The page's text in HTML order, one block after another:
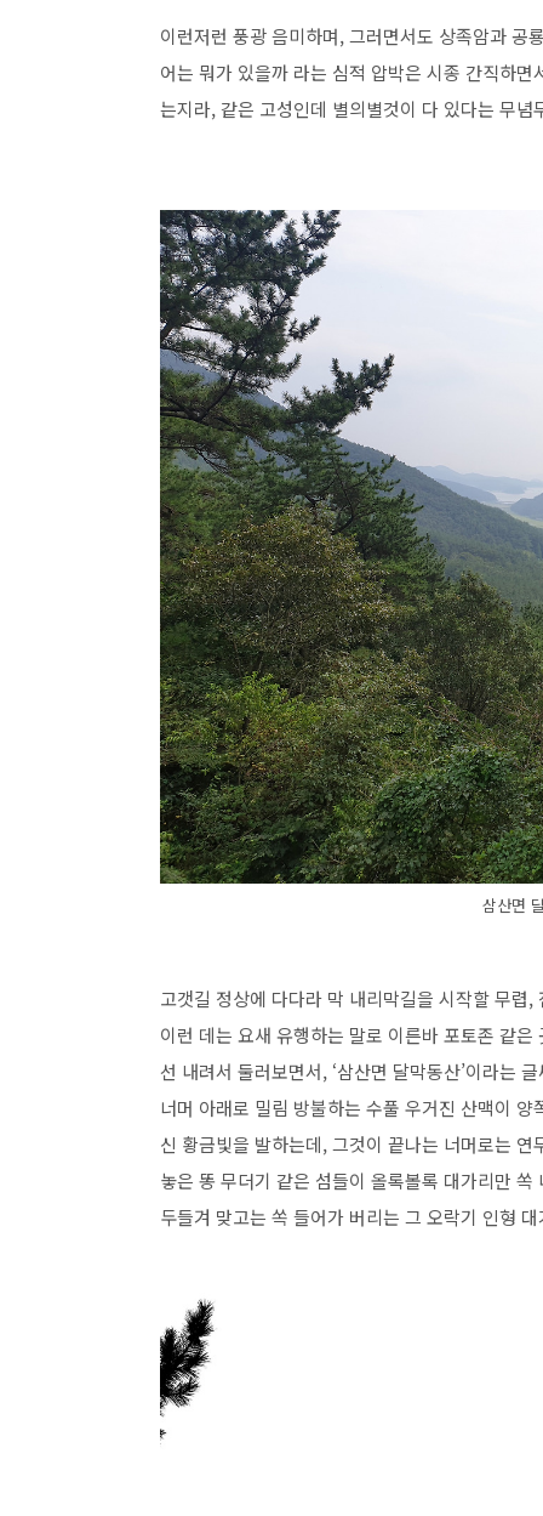
이런저런 풍광 음미하며, 그러면서도 상족암과 공
어는 뭐가 있을까 라는 심적 압박은 시종 간직하
는지라, 같은 고성인데 별의별것이 다 있다는 무
삼산면
고갯길 정상에 다다라 막 내리막길을 시작할 무렵
이런 데는 요새 유행하는 말로 이른바 포토존 같
선 내려서 둘러보면서, ‘삼산면 달막동산’이라는
너머 아래로 밀림 방불하는 수풀 우거진 산맥이
신 황금빛을 발하는데, 그것이 끝나는 너머로는
놓은 똥 무더기 같은 섬들이 올록볼록 대가리만
두들겨 맞고는 쏙 들어가 버리는 그 오락기 인형